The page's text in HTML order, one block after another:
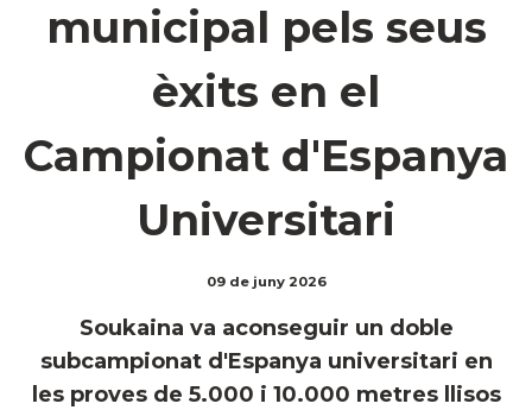
municipal pels seus
èxits en el
Campionat d'Espanya
Universitari
09 de juny 2026
Soukaina va aconseguir un doble
subcampionat d'Espanya universitari en
les proves de 5.000 i 10.000 metres llisos